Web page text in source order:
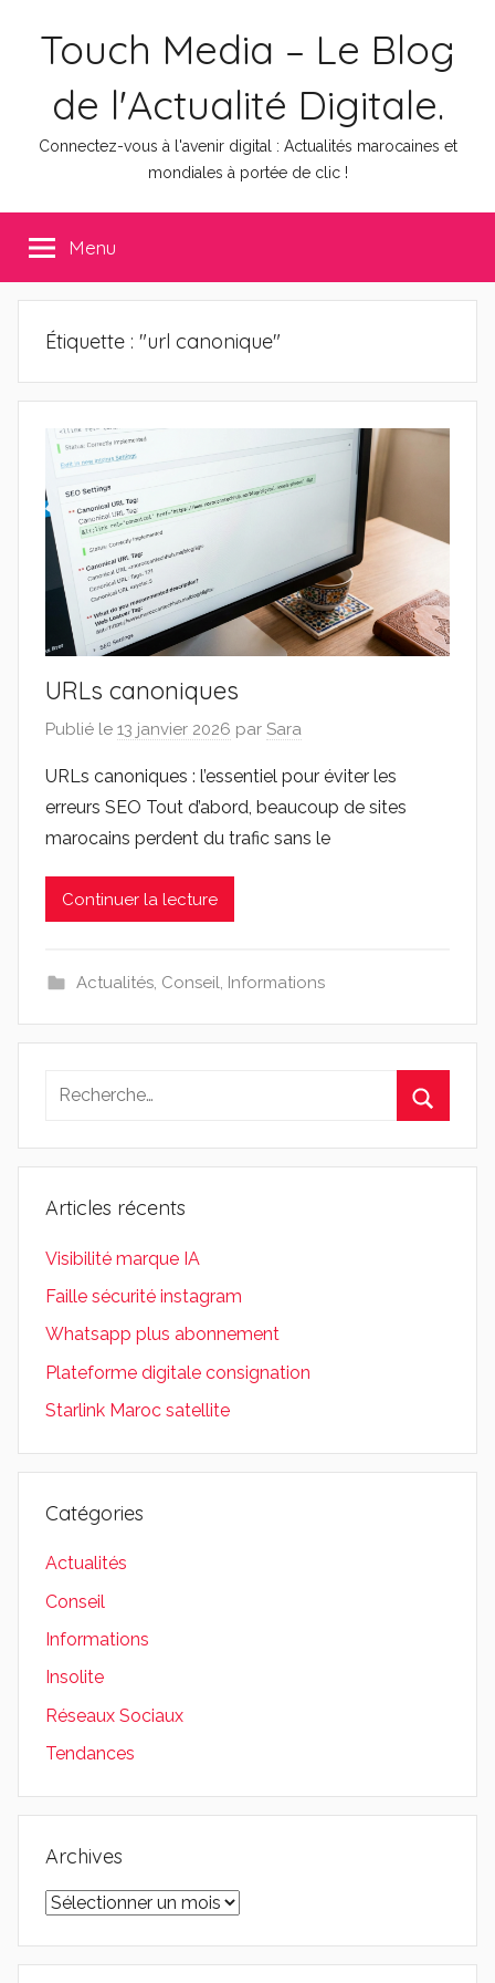
Touch Media – Le Blog
de l'Actualité Digitale.
Connectez-vous à l'avenir digital : Actualités marocaines et
mondiales à portée de clic !
Menu
Étiquette : "url canonique"
URLs canoniques
Publié le 13 janvier 2026 par Sara
URLs canoniques : l’essentiel pour éviter les
erreurs SEO Tout d’abord, beaucoup de sites
marocains perdent du trafic sans le
Continuer la lecture
Actualités, Conseil, Informations
Recherche
:
Articles récents
Visibilité marque IA
Faille sécurité instagram
Whatsapp plus abonnement
Plateforme digitale consignation
Starlink Maroc satellite
Catégories
Actualités
Conseil
Informations
Insolite
Réseaux Sociaux
Tendances
Archives
Archives